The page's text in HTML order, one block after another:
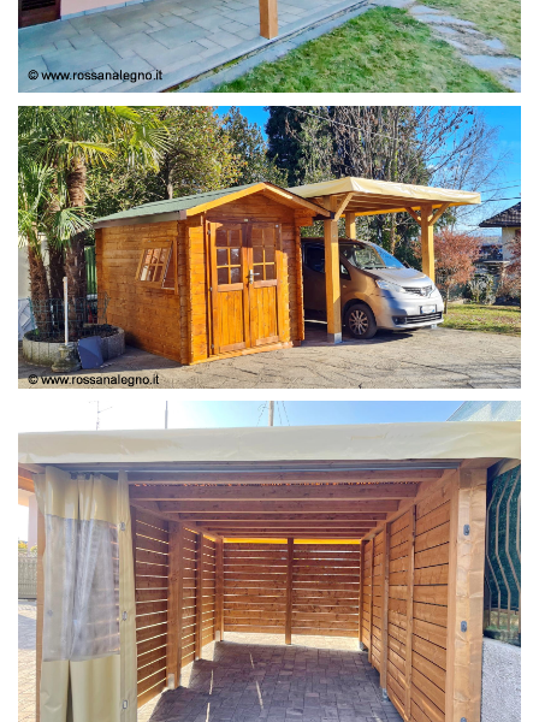
COPERTURA
CASETTA E COPERTURA AUTO